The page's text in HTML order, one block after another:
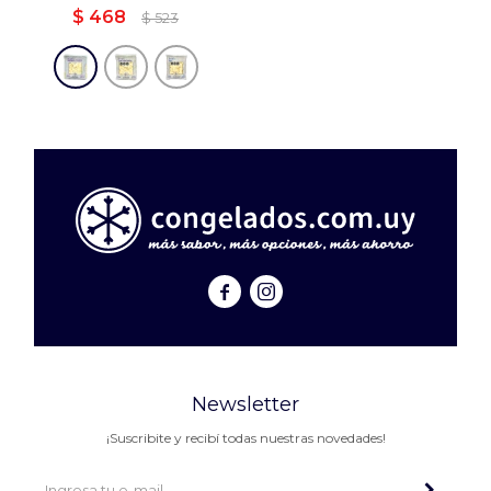
$ 468 $ 523
 
Newsletter
¡Suscribite y recibí todas nuestras novedades!